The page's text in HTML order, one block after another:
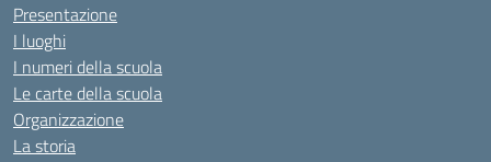
Presentazione
I luoghi
I numeri della scuola
Le carte della scuola
Organizzazione
La storia